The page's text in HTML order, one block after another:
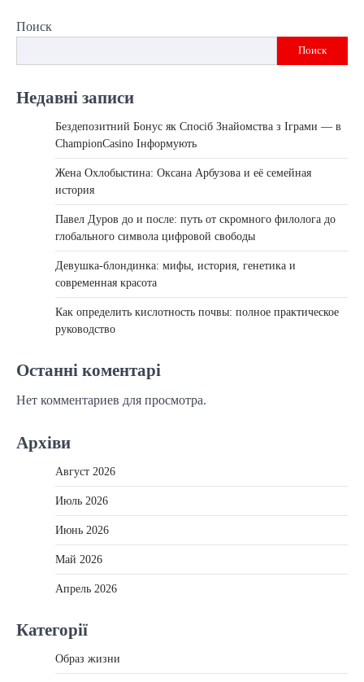
Поиск
Поиск
Недавні записи
Бездепозитний Бонус як Спосіб Знайомства з Іграми — в
ChampionCasino Інформують
Жена Охлобыстина: Оксана Арбузова и её семейная
история
Павел Дуров до и после: путь от скромного филолога до
глобального символа цифровой свободы
Девушка-блондинка: мифы, история, генетика и
современная красота
Как определить кислотность почвы: полное практическое
руководство
Останні коментарі
Нет комментариев для просмотра.
Архіви
Август 2026
Июль 2026
Июнь 2026
Май 2026
Апрель 2026
Категорії
Образ жизни